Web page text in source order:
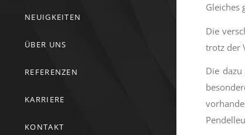
NEUIGKEITEN
ÜBER UNS
REFERENZEN
KARRIERE
KONTAKT
Gleiches
Die
trotz der
Die